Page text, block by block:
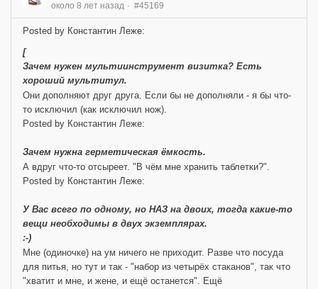
около 8 лет назад #45169
Posted by Константин Леже:
[
Зачем нужен мультиинструмент визитка? Есть
хороший мультитул.
Они дополняют друг друга. Если бы не дополняли - я бы что-
то исключил (как исключил нож).
Posted by Константин Леже:
Зачем нужна герметическая ёмкость.
А вдруг что-то отсыреет. "В чём мне хранить таблетки?".
Posted by Константин Леже:
У Вас всего по одному, но НАЗ на двоих, тогда какие-то
вещи необходимы в двух экземплярах.
:-)
Мне (одиночке) на ум ничего не приходит. Разве что посуда
для питья, но тут и так - "набор из четырёх стаканов", так что
"хватит и мне, и жене, и ещё останется". Ещё